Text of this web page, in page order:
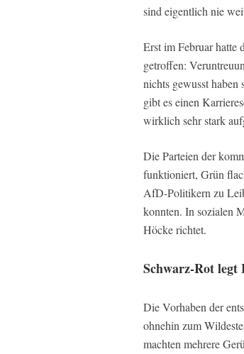
sind eigentlich nie
Erst im Februar hatte
getroffen:
nichts gewusst
gibt es einen
wirklich sehr stark
Die Parteien der
funktioniert, Grün
AfD-Politikern zu
konnten. In sozialen
Höcke richtet.
Schwarz-Rot legt
Die Vorhaben der
ohnehin zum
machten mehrere